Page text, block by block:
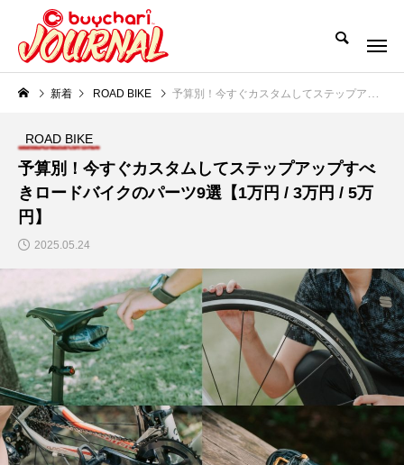
新着 ROAD BIKE 予算別！今すぐカスタムしてステップアップすべきロードバイクのパーツ9選【1万円 / 3万円 / 5万円】
ROAD BIKE
予算別！今すぐカスタムしてステップアップすべ
きロードバイクのパーツ9選【1万円 / 3万円 / 5万
円】
2025.05.24